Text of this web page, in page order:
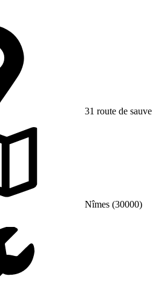
31 route de sauve
Nîmes (30000)